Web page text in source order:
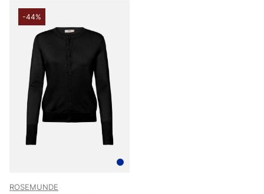
Rosemunde – Feminint modetøj til
outletpriser.
På Vingåkers Factory Outlet finder du et nøje udvalgt
sortiment af Rosemunde til fantastiske outletpriser.
Lad dig inspirere af dansk design og opdater din
garderobe med feminint tøj, der aldrig går af mode.
-44%
ROSEMUNDE